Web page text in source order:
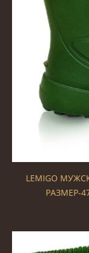
LEMIGO
РАЗМЕР-